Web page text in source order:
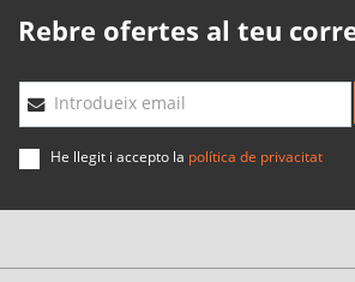
Rebre ofertes al teu
Introdueix email
He llegit i accepto la política de privacitat